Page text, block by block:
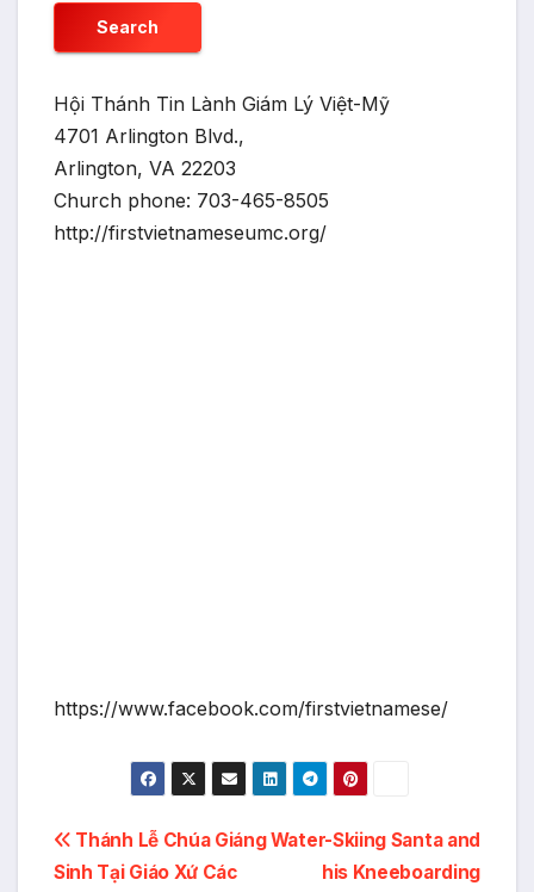
Hội Thánh Tin Lành Giám Lý Việt-Mỹ
4701 Arlington Blvd.,
Arlington, VA 22203
Church phone: 703-465-8505
http://firstvietnameseumc.org/
https://www.facebook.com/firstvietnamese/
Post
Water-Skiing Santa and
his Kneeboarding
Thánh Lễ Chúa Giáng
Sinh Tại Giáo Xứ Các